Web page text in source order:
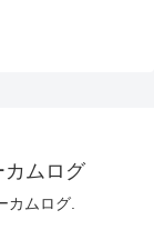
カムログ
カムログ.